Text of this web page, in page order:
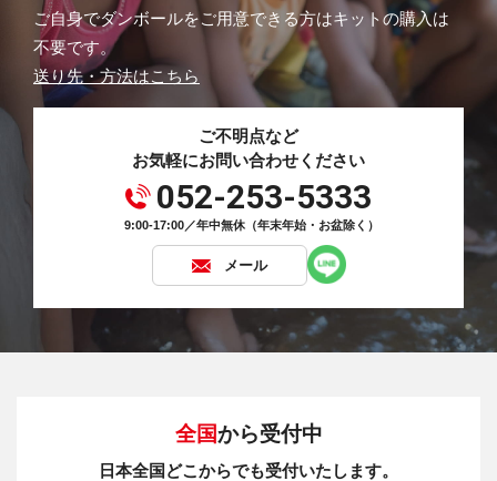
ご自身でダンボールをご用意できる方はキットの購入は
不要です。
送り先・方法はこちら
ご不明点など
お気軽にお問い合わせください
052-253-5333
9:00-17:00／年中無休（年末年始・お盆除く）
メール
全国から受付中
日本全国どこからでも受付いたします。